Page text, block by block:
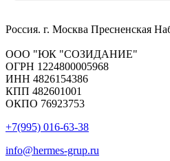
Россия. г. Москва Пресненская
ООО "ЮК "СОЗИДАНИЕ"
ОГРН 1224800005968
ИНН 4826154386
КПП 482601001
ОКПО 76923753
+7(995) 016-63-38
info@hermes-grup.ru